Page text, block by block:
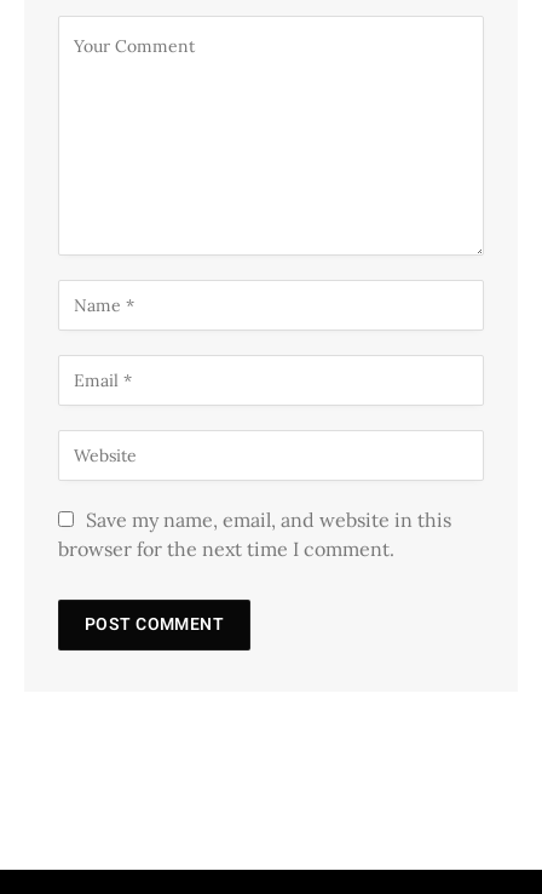
Save my name, email, and website in this
browser for the next time I comment.